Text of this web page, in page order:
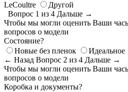
LeCoultre
Другой
Вопрос 1 из 4 Дальше →
Чтобы мы могли оценить Ваши
вопросов о модели
Состояние?
Новые без пленок
Идеальное
← Назад Вопрос 2 из 4 Дальше →
Чтобы мы могли оценить Ваши
вопросов о модели
Коробка и документы?